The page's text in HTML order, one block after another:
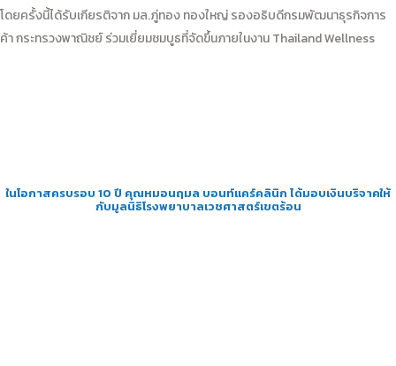
โดยครั้งนี้ได้รับเกียรติจาก มล.ภู่ทอง ทองใหญ่ รองอธิบดีกรมพัฒนาธุรกิจการ
ค้า กระทรวงพาณิชย์ ร่วมเยี่ยมชมบูธที่จัดขึ้นภายในงาน Thailand Wellness
ในโอกาสครบรอบ 10 ปี คุณหมอนฤมล บอนท์แคร์คลินิก ได้มอบเงินบริจาคให้
กับมูลนิธิโรงพยาบาลเวชศาสตร์เขตร้อน